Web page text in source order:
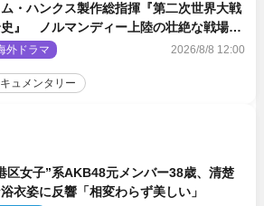
・ハンクス製作総指揮『第二次世界大戦
』 ノルマンディー上陸の壮絶な戦場を
た特別映像解禁
外ドラマ 2026/8/8 12:00
キュメンタリー
区女子”系AKB48元メンバー38歳、清楚
衣姿に反響「相変わらず美しい」